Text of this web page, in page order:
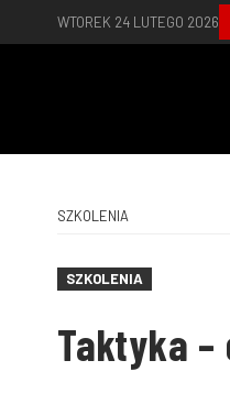
WTOREK 24 LUTEGO 2026
SZKOLENIA
SZKOLENIA
Taktyka –